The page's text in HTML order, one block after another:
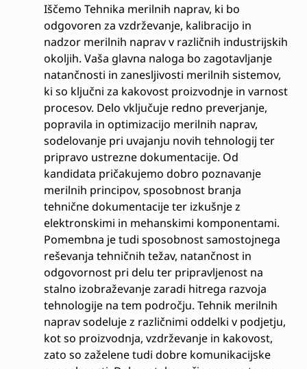
Iščemo Tehnika merilnih naprav, ki bo
odgovoren za vzdrževanje, kalibracijo in
nadzor merilnih naprav v različnih industrijskih
okoljih. Vaša glavna naloga bo zagotavljanje
natančnosti in zanesljivosti merilnih sistemov,
ki so ključni za kakovost proizvodnje in varnost
procesov. Delo vključuje redno preverjanje,
popravila in optimizacijo merilnih naprav,
sodelovanje pri uvajanju novih tehnologij ter
pripravo ustrezne dokumentacije. Od
kandidata pričakujemo dobro poznavanje
merilnih principov, sposobnost branja
tehnične dokumentacije ter izkušnje z
elektronskimi in mehanskimi komponentami.
Pomembna je tudi sposobnost samostojnega
reševanja tehničnih težav, natančnost in
odgovornost pri delu ter pripravljenost na
stalno izobraževanje zaradi hitrega razvoja
tehnologije na tem področju. Tehnik merilnih
naprav sodeluje z različnimi oddelki v podjetju,
kot so proizvodnja, vzdrževanje in kakovost,
zato so zaželene tudi dobre komunikacijske